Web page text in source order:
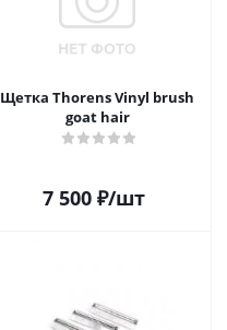
Щетка Thorens Vinyl brush
goat hair
7 500₽/шт